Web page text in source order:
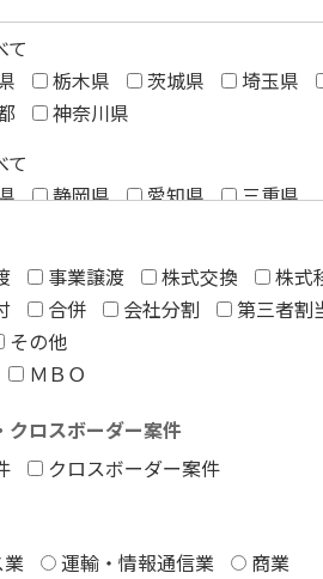
て
栃木県 茨城県 埼玉県
神奈川県
て
静岡県 愛知県 三重県
島根県 岡山県 広島県
佐賀県 長崎県
鹿児島県
沖縄県
事業譲渡 株式交換
株式
合併 会社分割
第三者割
その他
ＭＢＯ
クロスボーダー案件
クロスボーダー案件
運輸・情報通信業
商業